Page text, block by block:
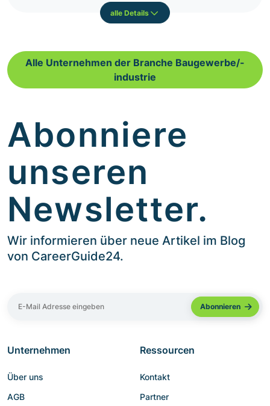
alle Details
Alle Unternehmen der Branche Baugewerbe/-
industrie
Abonniere
unseren
Newsletter.
Wir informieren über neue Artikel im Blog
von CareerGuide24.
Unternehmen
Über uns
AGB
Ressourcen
Kontakt
Partner